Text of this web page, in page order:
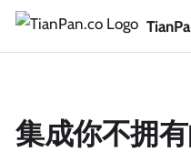
集成你不拥